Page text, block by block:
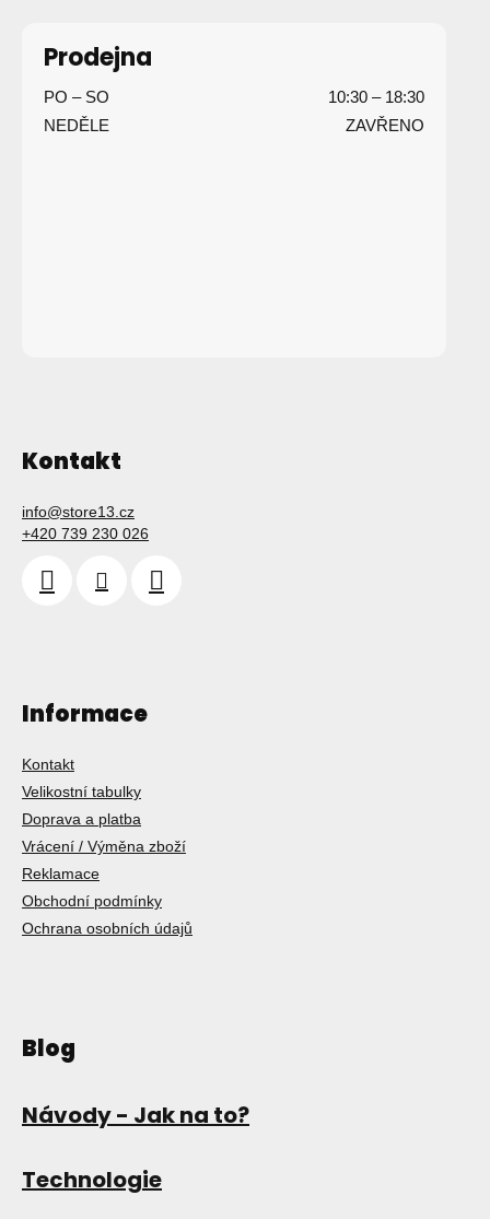
Prodejna
PO – SO
10:30 – 18:30
NEDĚLE
ZAVŘENO
Kontakt
info@store13.cz
+420 739 230 026
Informace
Kontakt
Velikostní tabulky
Doprava a platba
Vrácení / Výměna zboží
Reklamace
Obchodní podmínky
Ochrana osobních údajů
Blog
Návody - Jak na to?
Technologie